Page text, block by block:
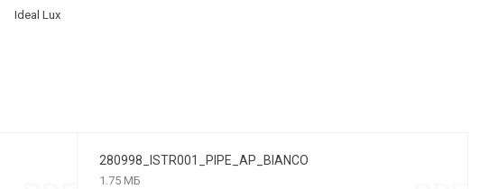
Ideal Lux
280998_ISTR001_PIPE_AP_BIANCO
1.75 МБ